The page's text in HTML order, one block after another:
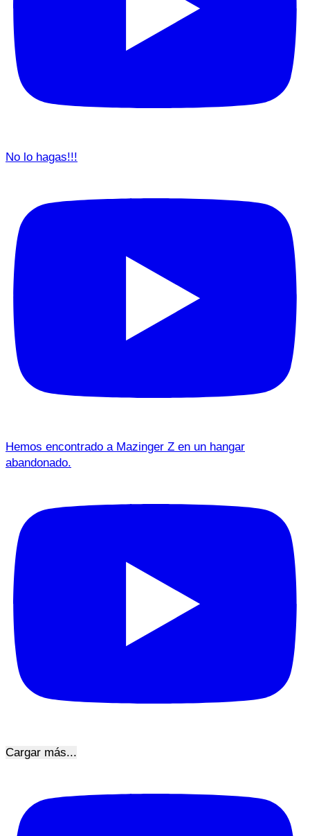
No lo hagas!!!
Hemos encontrado a Mazinger Z en un hangar
abandonado.
Cargar más...